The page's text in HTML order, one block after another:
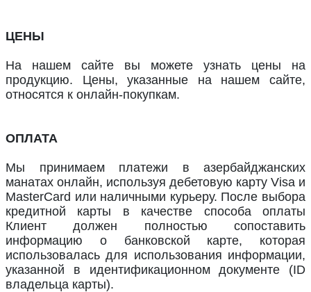
ЦЕНЫ
На нашем сайте вы можете узнать цены на
продукцию. Цены, указанные на нашем сайте,
относятся к онлайн-покупкам.
ОПЛАТА
Мы принимаем платежи в азербайджанских
манатах онлайн, используя дебетовую карту Visa и
MasterCard или наличными курьеру. После выбора
кредитной карты в качестве способа оплаты
Клиент должен полностью сопоставить
информацию о банковской карте, которая
использовалась для использования информации,
указанной в идентификационном документе (ID
владельца карты).